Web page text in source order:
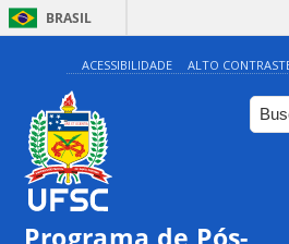
BRASIL
ACESSIBILIDADE ALTO